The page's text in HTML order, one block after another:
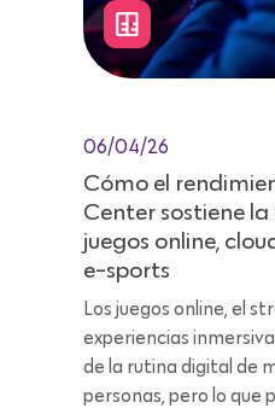
06/04/26
Cómo el
Center sostiene
juegos online,
e-sports
Los juegos online, el
experiencias
de la rutina digital de
personas, pero lo que